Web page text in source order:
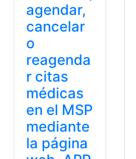
agendar,
cancelar
o
reagenda
r citas
médicas
en el MSP
mediante
la página